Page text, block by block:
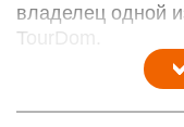
владелец одной
TourDom.